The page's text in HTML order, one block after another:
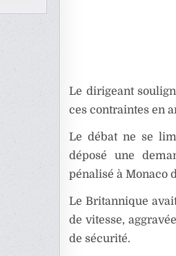
Le dirigeant
ces contraintes en
Le débat ne se
déposé une
pénalisé à Monaco
Le Britannique
de vitesse,
de sécurité.